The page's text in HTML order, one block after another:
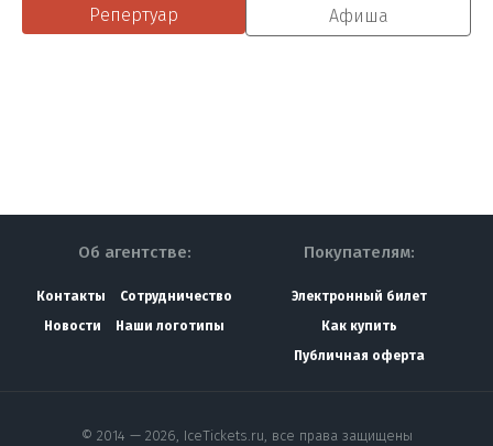
Репертуар Афиша
Об агентстве:
Контакты
Сотрудничество
Новости
Наши логотипы
Покупателям:
Электронный билет
Как купить
Публичная оферта
© 2014 — 2026, IceTickets.ru, все права защищены